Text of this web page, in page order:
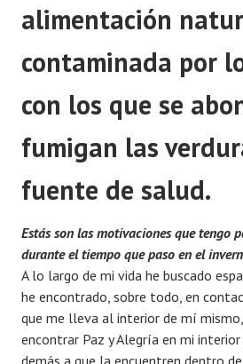
alimentación
contaminada por
con los que se
fumigan las
fuente de salud.
Estás son las motivaciones que tengo
durante el tiempo que paso en el
A lo largo de mi vida he buscado
he encontrado, sobre todo, en
que me lleva al interior de mí
encontrar Paz y Alegría en mi interior
demás a que la encuentren dentro